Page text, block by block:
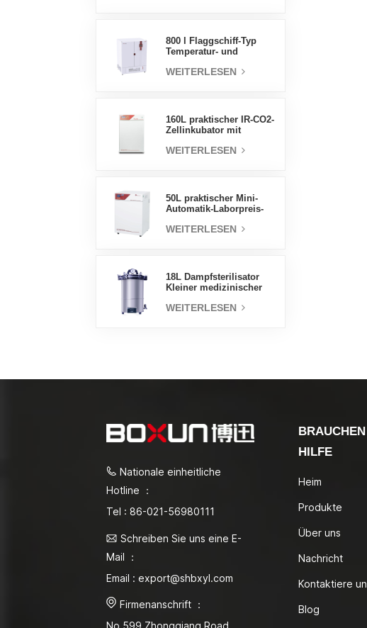
800 l Flaggschiff-Typ
Temperatur- und
Inkubatorkammer,
WEITERLESEN
160L praktischer IR-CO2-
Zellinkubator mit
professionelle Fabrik-
WEITERLESEN
50L praktischer Mini-
Automatik-Laborpreis-
WEITERLESEN
18L Dampfsterilisator
Kleiner medizinischer
Autoklav
WEITERLESEN
Nationale einheitliche
Hotline ：
Tel : 86-021-56980111
Schreiben Sie uns eine E-
Mail ：
Email : export@shbxyl.com
Firmenanschrift ：
HILFE
Heim
Produkte
Über uns
Nachricht
Kontaktiere
Blog